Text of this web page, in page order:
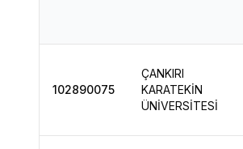
102890075
ÇANKIRI
KARATEKİN
ÜNİVERSİTESİ